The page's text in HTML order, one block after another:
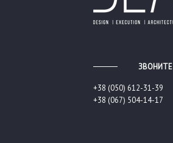
ЗВОНИТЕ
+38 (050) 612-31-39
+38 (067) 504-14-17